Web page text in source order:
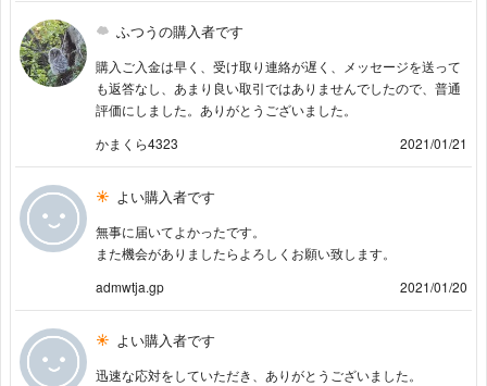
ふつうの購入者です
購入ご入金は早く、受け取り連絡が遅く、メッセージを送って
も返答なし、あまり良い取引ではありませんでしたので、普通
評価にしました。ありがとうございました。
かまくら4323
2021/01/21
よい購入者です
無事に届いてよかったです。
また機会がありましたらよろしくお願い致します。
admwtja.gp
2021/01/20
よい購入者です
迅速な応対をしていただき、ありがとうございました。